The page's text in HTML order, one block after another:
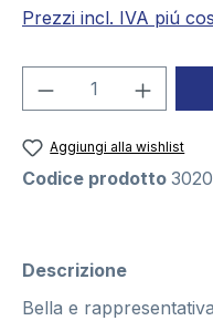
Prezzi incl. IVA piú
Quantità del
Aggiungi alla wishlist
Codice prodotto 3020
Descrizione
Bella e